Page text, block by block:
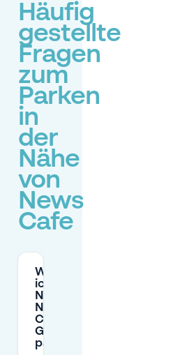
Häufig
gestellte
Fragen
zum
Parken
in
der
Nähe
von
News
Cafe
Wo kann
ich in der
Nähe des
News
Cafe in
Groningen
parken?